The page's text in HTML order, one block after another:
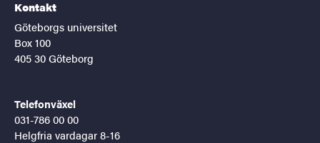
Kontakt
Göteborgs universitet
Box 100
405 30 Göteborg
Telefonväxel
031-786 00 00
Helgfria vardagar 8-16